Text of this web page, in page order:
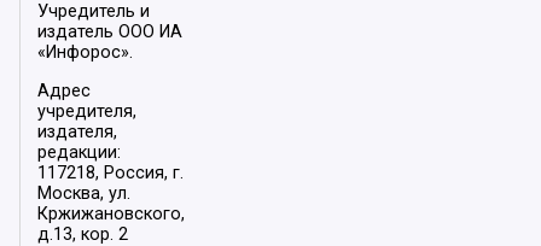
Учредитель и
издатель ООО ИА
«Инфорос».
Адрес
учредителя,
издателя,
редакции:
117218, Россия, г.
Москва, ул.
Кржижановского,
д.13, кор. 2